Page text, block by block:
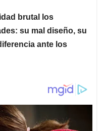
brutal los
su mal diseño, su
ante los